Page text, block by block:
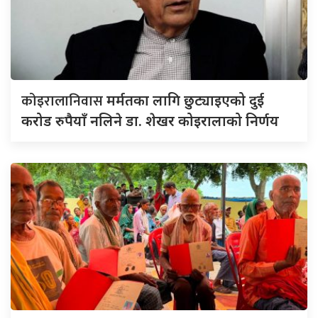
कोइरालानिवासमर्मतका लागि छुट्याइएको दुई
करोड रुपैयाँ नलिने डा. शेखर कोइरालाको निर्णय